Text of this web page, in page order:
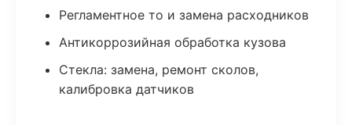
Регламентное то и замена расходников
Антикоррозийная обработка кузова
Стекла: замена, ремонт сколов,
калибровка датчиков